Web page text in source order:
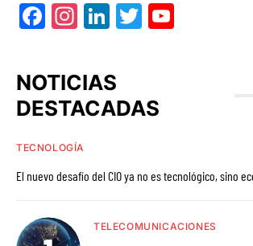
Facebook
Instagram
LinkedIn
Twitter
NOTICIAS
DESTACADAS
TECNOLOGÍA
El nuevo desafío del CIO ya no es tecnológico, sino
TELECOMUNICACIONES